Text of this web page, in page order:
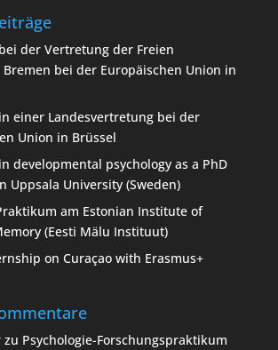
der Vertretung der Freien
Bremen bei der Europäischen Union in
einer Landesvertretung bei der
Union in Brüssel
developmental psychology as a PhD
Uppsala University (Sweden)
am Estonian Institute of
(Eesti Mälu Instituut)
on Curaçao with Erasmus+
zu Psychologie-Forschungspraktikum